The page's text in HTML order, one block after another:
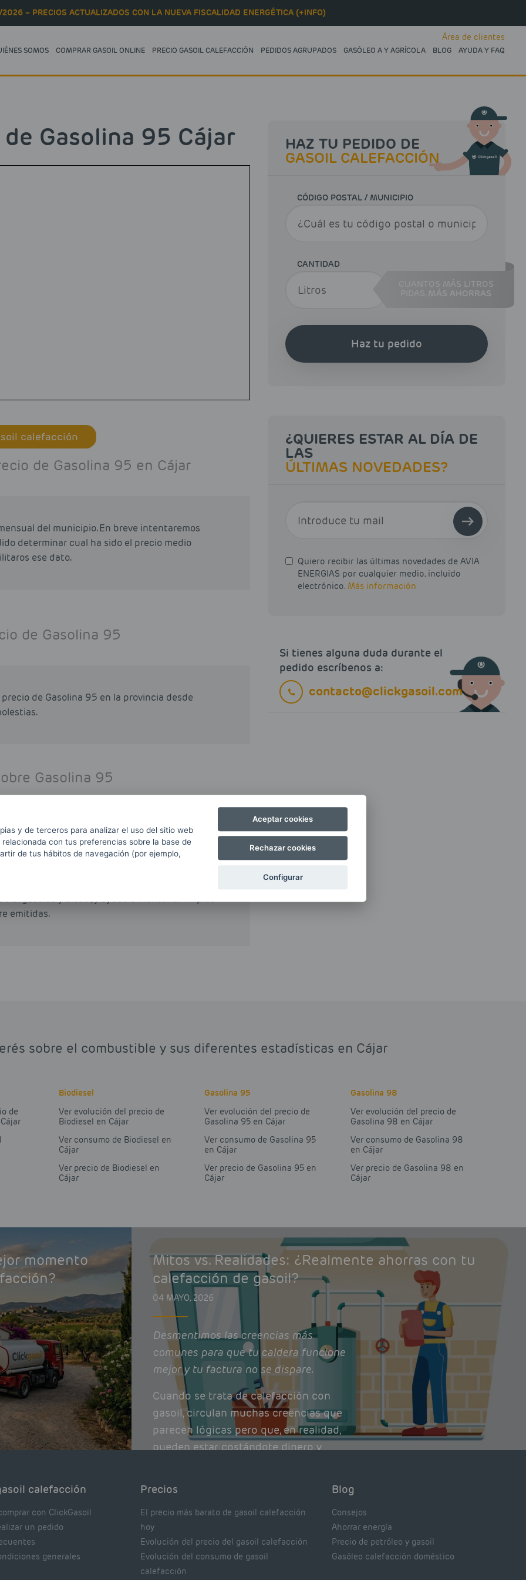
– PRECIOS ACTUALIZADOS CON LA NUEVA FISCALIDAD ENERGÉTICA (+INFO)
SOMOS COMPRAR GASOIL ONLINE PRECIO GASOIL CALEFACCIÓN PEDIDOS AGRUPADOS GASÓLEO A Y AGRÍCOLA BLOG AYUDA Y FAQ
Área de clientes
Gasolina 95 Cájar
calefacción
de Gasolina 95 en Cájar
del municipio. En breve intentaremos
determinar cual ha sido el precio medio
ese dato.
de Gasolina 95
de Gasolina 95 en la provincia desde
Gasolina 95
los vehículos no comerciales en España. Su
incentiva su uso, si bien es cierto que en
a las gasolinas respecto a los gasóleos
el gasóleo y diésel, y ayuda a mantener limpios
emitidas.
HAZ TU PEDIDO DE
GASOIL CALEFACCIÓN
CÓDIGO POSTAL / MUNICIPIO
CANTIDAD
CUANTOS MÁS LITROS
MÁS AHORRAS
Haz tu pedido
¿QUIERES ESTAR AL DÍA DE
LAS
ÚLTIMAS NOVEDADES?
Quiero recibir las últimas novedades de AVIA
ENERGIAS por cualquier medio, incluido
electrónico. Más información
Si tienes alguna duda durante el
pedido escríbenos a:
contacto@clickgasoil.com
sobre el combustible y sus diferentes estadísticas en Cájar
de
Biodiesel
Ver evolución del precio de
Biodiesel en Cájar
Ver consumo de Biodiesel en
Cájar
Ver precio de Biodiesel en
Cájar
Gasolina 95
Ver evolución del precio de
Gasolina 95 en Cájar
Ver consumo de Gasolina 95
en Cájar
Ver precio de Gasolina 95 en
Cájar
Gasolina 98
Ver evolución del precio de
Gasolina 98 en Cájar
Ver consumo de Gasolina 98
en Cájar
Ver precio de Gasolina 98 en
Cájar
momento
Mitos vs. Realidades: ¿Realmente ahorras con tu
calefacción de gasoil?
04 MAYO, 2026
Desmentimos las creencias más
comunes para que tu caldera funcione
mejor y tu factura no se dispare.
Cuando se trata de calefacción con
gasoil, circulan muchas creencias que
parecen lógicas pero que, en realidad,
pueden estar costándote dinero y
calefacción
con ClickGasoil
un pedido
generales
Precios
El precio más barato de gasoil calefacción
hoy
Evolución del precio del gasoil calefacción
Evolución del consumo de gasoil
calefacción
Blog
Consejos
Ahorrar energía
Precio de petróleo y gasoil
Gasóleo calefacción doméstico
y de terceros para analizar el uso del sitio web
con tus preferencias sobre la base de
de tus hábitos de navegación (por ejemplo,
Aceptar cookies
Rechazar cookies
Configurar